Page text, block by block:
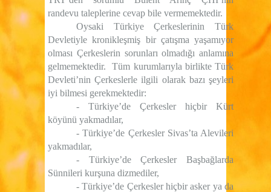
randevu taleplerine cevap bile vermemektedir.
Oysaki Türkiye Çerkeslerinin Türk
Devletiyle kronikleşmiş bir çatışma yaşamıyor
olması Çerkeslerin sorunları olmadığı anlamına
gelmemektedir.
Tüm kurumlarıyla birlikte Türk
Devleti’nin Çerkeslerle ilgili olarak bazı şeyleri
iyi bilmesi gerekmektedir:
- Türkiye’de Çerkesler hiçbir Kürt
köyünü yakmadılar,
- Türkiye’de Çerkesler Sivas’ta Alevileri
yakmadılar,
- Türkiye’de Çerkesler Başbağlarda
Sünnileri kurşuna dizmediler,
- Türkiye’de Çerkesler hiçbir asker ya da